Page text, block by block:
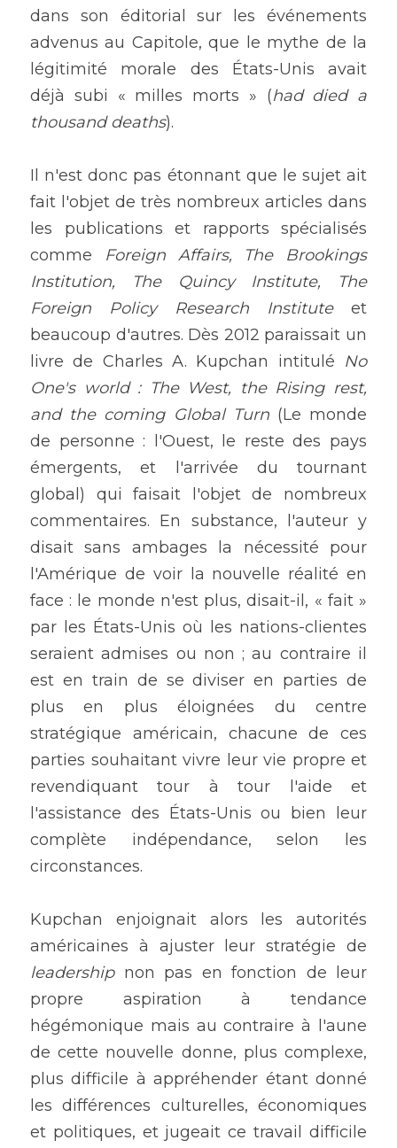
dans son éditorial sur les événements
advenus au Capitole, que le mythe de la
légitimité morale des États-Unis avait
déjà subi « milles morts » (had died a
thousand deaths).
Il n'est donc pas étonnant que le sujet ait
fait l'objet de très nombreux articles dans
les publications et rapports spécialisés
comme
Foreign Affairs, The Brookings
Institution, The Quincy Institute, The
Foreign Policy Research Institute et
beaucoup d'autres. Dès 2012 paraissait un
livre de Charles A. Kupchan intitulé No
One's world : The West, the Rising rest,
and the coming Global Turn (Le monde
de personne : l'Ouest, le reste des pays
émergents, et l'arrivée du tournant
global) qui faisait l'objet de nombreux
commentaires. En substance, l'auteur y
disait sans ambages la nécessité pour
l'Amérique de voir la nouvelle réalité en
face : le monde n'est plus, disait-il, « fait »
par les États-Unis où les nations-clientes
seraient admises ou non ; au contraire il
est en train de se diviser en parties de
plus en plus éloignées du centre
stratégique américain, chacune de ces
parties souhaitant vivre leur vie propre et
revendiquant tour à tour l'aide et
l'assistance des États-Unis ou bien leur
complète indépendance, selon les
circonstances.
Kupchan enjoignait alors les autorités
leadership non pas en fonction de leur
propre aspiration à tendance
hégémonique mais au contraire à l'aune
de cette nouvelle donne, plus complexe,
plus difficile à appréhender étant donné
les différences culturelles, économiques
et politiques, et jugeait ce travail difficile